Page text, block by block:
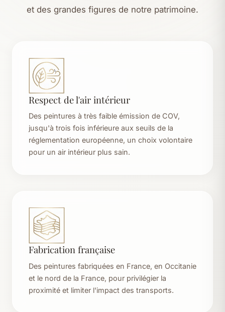
et des grandes figures de notre patrimoine.
Respect de l'air intérieur
Des peintures à très faible émission de COV,
jusqu'à trois fois inférieure aux seuils de la
réglementation européenne, un choix volontaire
pour un air intérieur plus sain.
Fabrication française
Des peintures fabriquées en France, en Occitanie
et le nord de la France, pour privilégier la
proximité et limiter l'impact des transports.